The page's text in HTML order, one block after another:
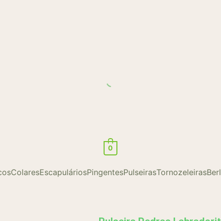
0
ColaresEscapuláriosPingentesPulseirasTornozeleiras